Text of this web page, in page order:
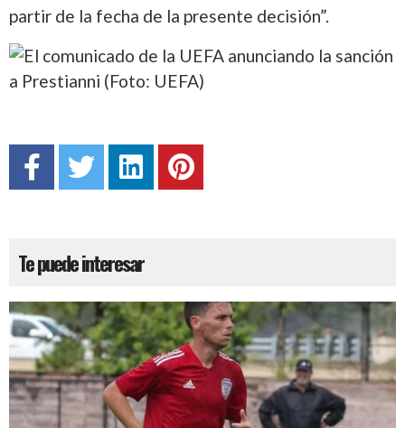
partir de la fecha de la presente decisión”.
Te puede interesar